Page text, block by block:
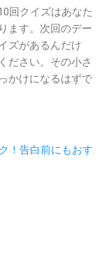
回クイズはあなた
ます。次回のデー
ズがあるんだけ
ださい。その小さ
かけになるはずで
！告白前にもおす